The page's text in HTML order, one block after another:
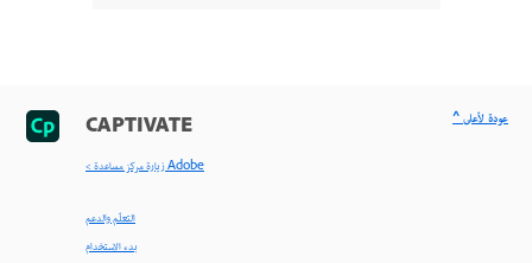
CAPTIVATE
< زيارة مركز مساعدة Adobe
التعلّم والدعم
بدء الاستخدام
^ عودة لأعلى